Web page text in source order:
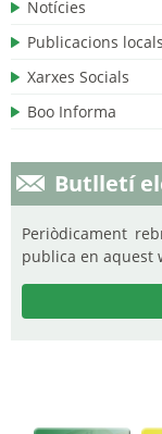
Notícies
Publicacions locals
Xarxes Socials
Boo Informa
Butlletí
Periòdicament
publica en aquest